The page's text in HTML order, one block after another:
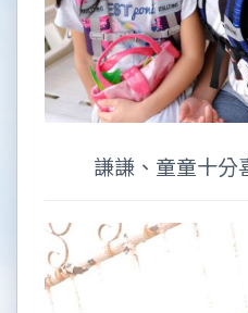
謙謙、童童十